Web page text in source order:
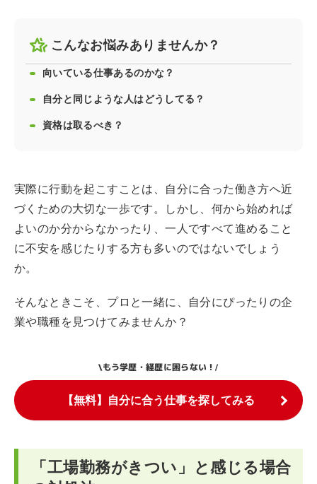
こんなお悩みありませんか？
向いている仕事あるのかな？
自分と同じような人はどうしてる？
資格は取るべき？
実際に行動を起こすことは、自分に合った働き方へ近
づくための大切な一歩です。しかし、何から始めれば
よいのか分からなかったり、一人ですべて進めること
に不安を感じたりする方も多いのではないでしょう
か。
そんなときこそ、プロと一緒に、自分にぴったりの企
業や職種を見つけてみませんか？
\もう学歴・経歴に困らない！/
【無料】自分に合う仕事を探してみる
「工場勤務がきつい」と感じる場合